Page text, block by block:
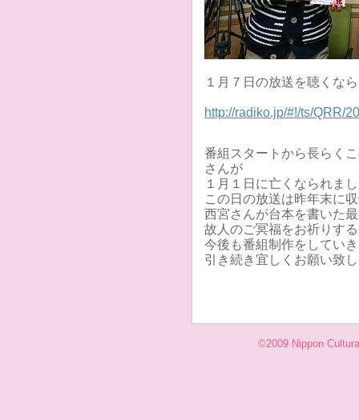
１月７日の放送を聴くな
http://radiko.jp/#!/ts/QRR/
番組スタートから長らく
さんが
１月１日に亡くなられま
この日の放送は昨年末に
西宮さんが台本を書いた
故人のご冥福をお祈りす
今後も番組制作をしてい
引き続き宜しくお願い致
©2009 Nippon